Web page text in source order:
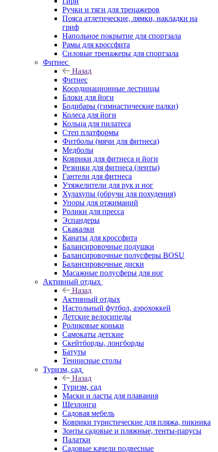
Ручки и тяги для тренажеров
Пояса атлетические, лямки, накладки на
гриф
Напольное покрытие для спортзала
Рамы для кроссфита
Силовые тренажеры для спортзала
Фитнес
Назад
Фитнес
Координационные лестницы
Блоки для йоги
Бодибары (гимнастические палки)
Колеса для йоги
Кольца для пилатеса
Степ платформы
Фитболы (мячи для фитнеса)
Медболы
Коврики для фитнеса и йоги
Резинки для фитнеса (ленты)
Гантели для фитнеса
Утяжелители для рук и ног
Хулахупы (обручи для похудения)
Упоры для отжиманий
Ролики для пресса
Эспандеры
Скакалки
Канаты для кроссфита
Балансировочные подушки
Балансировочные полусферы BOSU
Балансировочные диски
Масажные полусферы для ног
Активный отдых
Назад
Активный отдых
Настольный футбол, аэрохоккей
Детские велосипеды
Роликовые коньки
Самокаты детские
Скейтборды, лонгборды
Батуты
Теннисные столы
Туризм, сад
Назад
Туризм, сад
Маски и ласты для плавания
Шезлонги
Садовая мебель
Коврики туристические для пляжа, пикника
Зонты садовые и пляжные, тенты-парусы
Палатки
Садовые качели подвесные